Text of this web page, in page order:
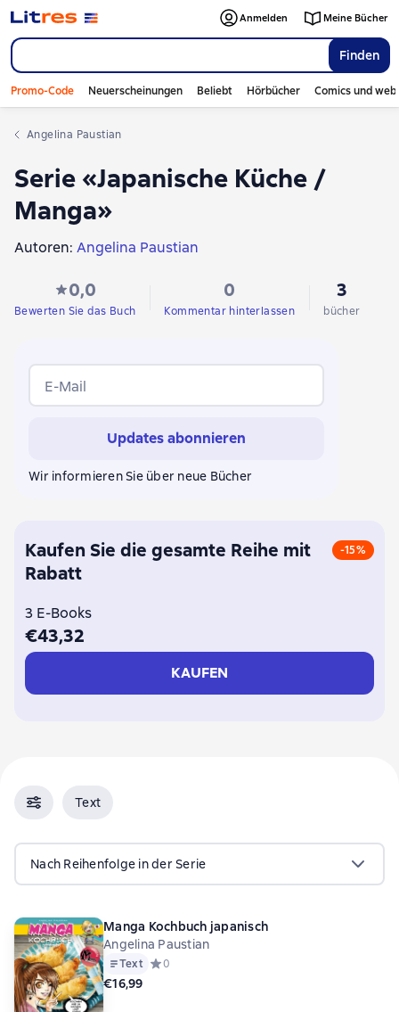
Finden
Anmelden Meine Bücher
Promo-Code Neuerscheinungen Beliebt Hörbücher Comics und
Angelina Paustian
Serie «Japanische Küche /
Manga»
Autoren: Angelina Paustian
0,0
Bewerten Sie das Buch
0
Kommentar hinterlassen
3
bücher
E-Mail
Updates abonnieren
Wir informieren Sie über neue Bücher
Kaufen Sie die gesamte Reihe mit
Rabatt
-15%
3 E-Books
€43,32
KAUFEN
Text
Nach Reihenfolge in der Serie
Manga Kochbuch japanisch
Angelina Paustian
Text Средний рейтинг 0 на основе 0 оценок
0
€16,99